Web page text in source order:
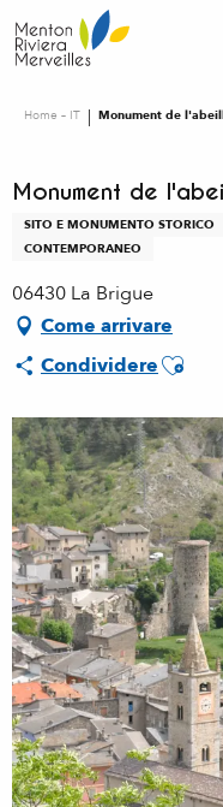
au
contenu
Home – IT Monument de
Monument de
SITO E MONUMENTO STORICO
CONTEMPORANEO
06430 La Brigue
Come arrivare
Condividere